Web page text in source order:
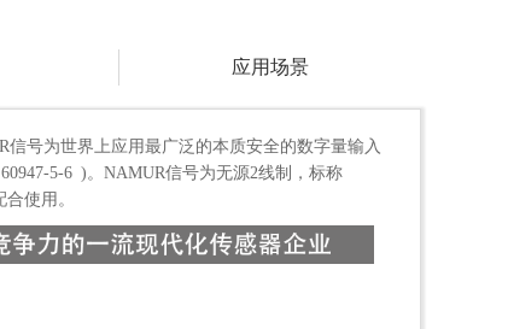
应用场景
号为世界上应用最广泛的本质安全的数字量输入
5-6 )。NAMUR信号为无源2线制，标称
使用。